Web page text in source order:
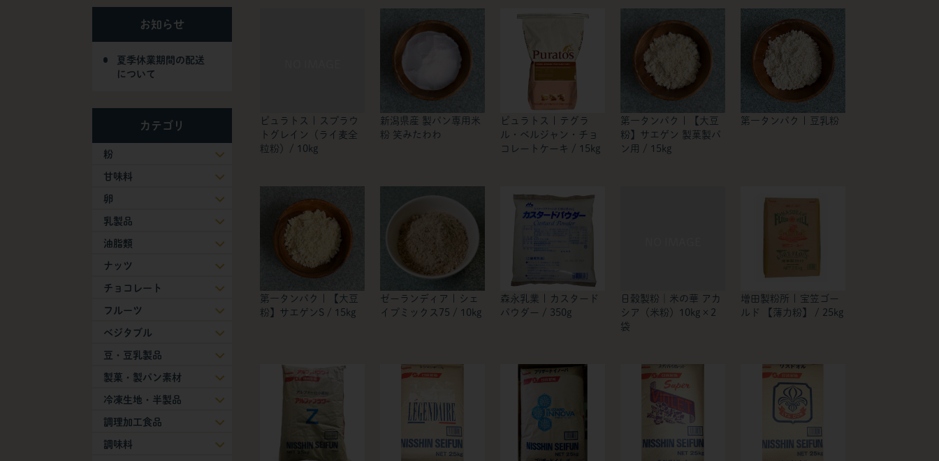
ピュラトス | スプラウ
トグレイン（ライ麦全
粒粉）/ 10kg
新潟県産 製パン専用米
粉 笑みたわわ
ピュラトス | テグラ
ル・ベルジャン・チョ
コレートケーキ / 15kg
第一タンパク | 【大豆
粉】サエゲン 製菓製パ
ン用 / 15kg
第一タンパク | 豆乳粉
第一タンパク | 【大豆
粉】サエゲンS / 15kg
ゼーランディア | シェ
イプミックス75 / 10kg
森永乳業 | カスタード
パウダー / 350g
日穀製粉｜米の華 アカ
シア（米粉）10kg×2
袋
増田製粉所 | 宝笠ゴー
ルド 【薄力粉】 / 25kg
お知らせ
夏季休業期間の配送
について
カテゴリ
粉
甘味料
卵
乳製品
油脂類
ナッツ
チョコレート
フルーツ
ベジタブル
豆・豆乳製品
製菓・製パン素材
冷凍生地・半製品
調理加工食品
調味料